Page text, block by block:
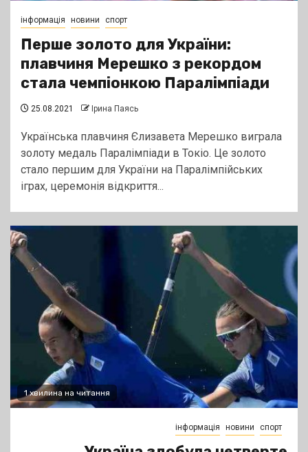
інформація новини спорт
Перше золото для України:
плавчиня Мерешко з рекордом
стала чемпіонкою Паралімпіади
25.08.2021 Ірина Паясь
Українська плавчиня Єлизавета Мерешко виграла
золоту медаль Паралімпіади в Токіо. Це золото
стало першим для України на Паралімпійських
іграх, церемонія відкриття...
1 хвилина на читання
інформація новини спорт